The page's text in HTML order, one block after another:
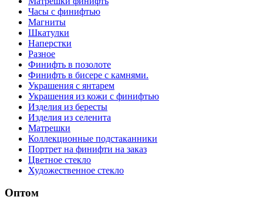
Часы с финифтью
Магниты
Шкатулки
Наперстки
Разное
Финифть в позолоте
Финифть в бисере с камнями.
Украшения с янтарем
Украшения из кожи с финифтью
Изделия из бересты
Изделия из селенита
Матрешки
Коллекционные подстаканники
Портрет на финифти на заказ
Цветное стекло
Художественное стекло
Оптом